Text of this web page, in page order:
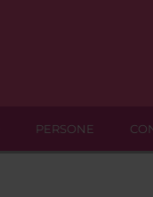
PERSONE